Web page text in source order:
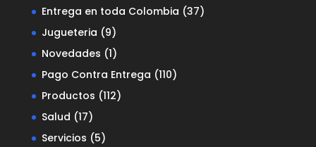
Entrega en toda Colombia (37)
Jugueteria (9)
Novedades (1)
Pago Contra Entrega (110)
Productos (112)
Salud (17)
Servicios (5)